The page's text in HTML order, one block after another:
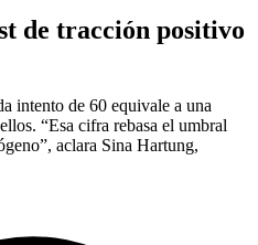
de tracción positivo
intento de 60 equivale a una
“Esa cifra rebasa el umbral
aclara Sina Hartung,